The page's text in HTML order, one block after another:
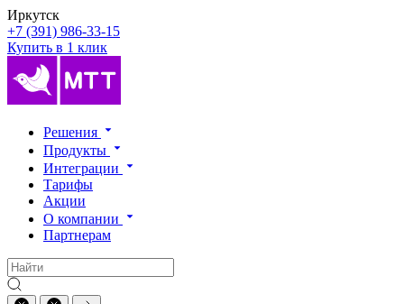
Иркутск
+7 (391) 986-33-15
Купить в 1 клик
Решения
Продукты
Интеграции
Тарифы
Акции
О компании
Партнерам